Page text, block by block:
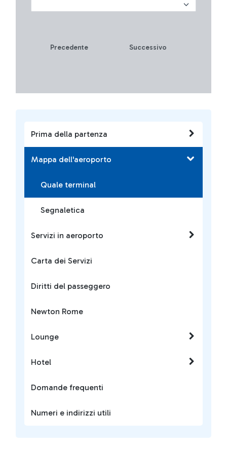
Prima della partenza
Mappa dell'aeroporto
Quale terminal
Segnaletica
Servizi in aeroporto
Carta dei Servizi
Diritti del passeggero
Newton Rome
Lounge
Hotel
Domande frequenti
Numeri e indirizzi utili
Precedente Successivo